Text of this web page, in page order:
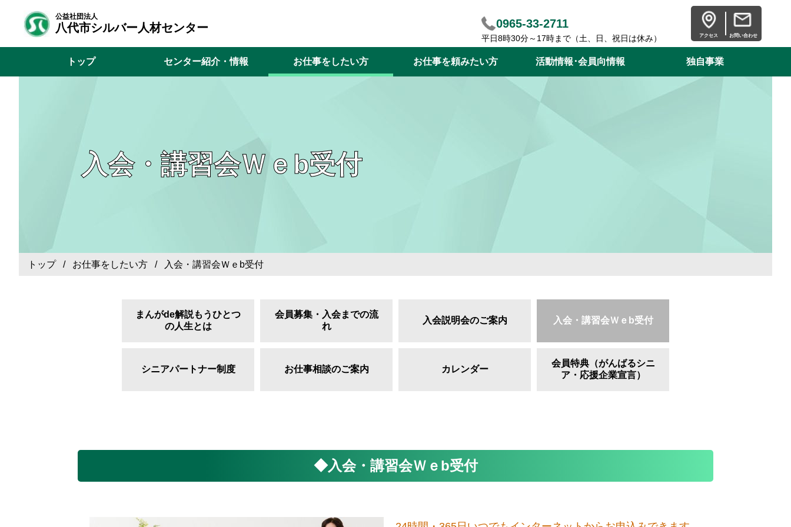
公益社団法人
八代市シルバー人材センター 0965-33-2711
平日8時30分～17時まで（土、日、祝日は休み） アクセス お問い合わせ
トップ センター紹介・情報 お仕事をしたい方 お仕事を頼みたい方 活動情報･会員向情報 独自事業
入会・講習会Ｗｅb受付
トップ/ お仕事をしたい方 / 入会・講習会Ｗｅb受付
まんがde解説もうひとつ
の人生とは
会員募集・入会までの流
れ
入会説明会のご案内 入会・講習会Ｗｅb受付
シニアパートナー制度 お仕事相談のご案内 カレンダー
会員特典（がんばるシニ
ア・応援企業宣言）
◆入会・講習会Ｗｅb受付